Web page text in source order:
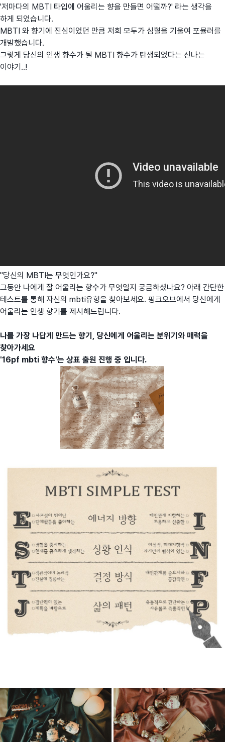
'저마다의 MBTI 타입에 어울리는 향을 만들면 어떨까?' 라는 생각을
하게 되었습니다.
MBTI 와 향기에 진심이었던 만큼 저희 모두가 심혈을 기울여 포뮬러를
개발했습니다.
그렇게 당신의 인생 향수가 될 MBTI 향수가 탄생되었다는 신나는
이야기..!
"당신의 MBTI는 무엇인가요?"
그동안 나에게 잘 어울리는 향수가 무엇일지 궁금하셨나요? 아래 간단한
테스트를 통해 자신의 mbti유형을 찾아보세요. 핑크오브에서 당신에게
어울리는 인생 향기를 제시해드립니다.
나를 가장 나답게 만드는 향기, 당신에게 어울리는 분위기와 매력을
찾아가세요
'16pf mbti 향수'는 상표 출원 진행 중 입니다.